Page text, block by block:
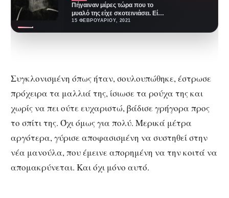
Πήγαιναν μέρες τώρα που το
μυαλό της είχε σκοτεινιάσει. Είχε
πάρει φωτιά και δεν ημέρευε
15 ΦΕΒΡΟΥΑΡΊΟΥ, 2021
Συγκλονισμένη όπως ήταν, σουλουπώθηκε, έστρωσε
πρόχειρα τα μαλλιά της, ίσιωσε τα ρούχα της και
χωρίς να πει ούτε ευχαριστώ, βάδισε γρήγορα προς
το σπίτι της. Όχι όμως για πολύ. Μερικά μέτρα
αργότερα, γύρισε αποφασισμένη να συστηθεί στην
νέα μανούλα, που έμεινε απορημένη να την κοιτά να
απομακρύνεται. Και όχι μόνο αυτό.